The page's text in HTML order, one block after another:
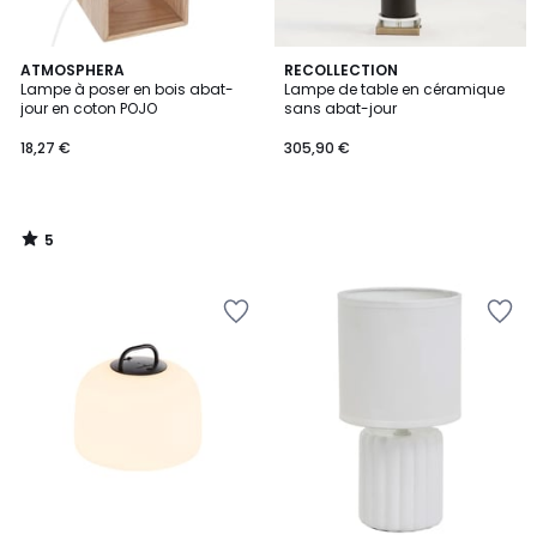
ATMOSPHERA
Lampe à poser en bois abat-
jour en coton POJO
18,27 €
5
/
5
5
/
RECOLLECTION
Lampe de table en céramique
sans abat-jour
305,90 €